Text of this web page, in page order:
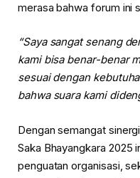
merasa bahwa forum ini
“Saya sangat senang
kami bisa benar-benar
sesuai dengan
bahwa suara kami
Dengan semangat
Saka Bhayangkara 2025
penguatan organisasi,